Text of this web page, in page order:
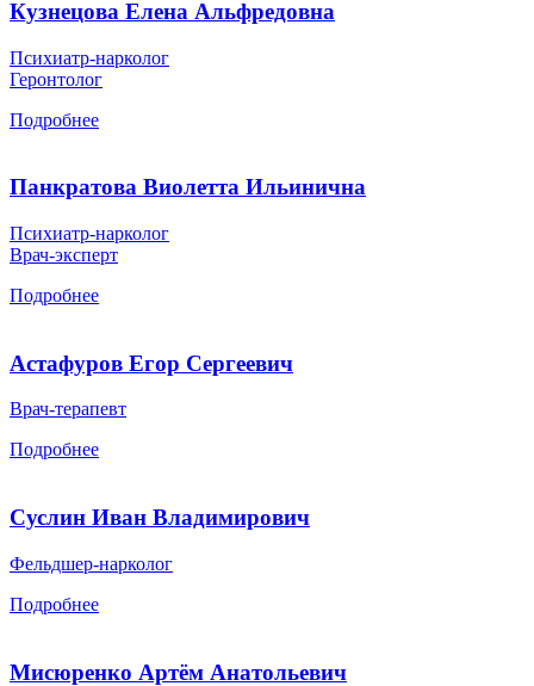
Кузнецова Елена Альфредовна
Психиатр-нарколог
Геронтолог
Подробнее
Панкратова Виолетта Ильинична
Психиатр-нарколог
Врач-эксперт
Подробнее
Астафуров Егор Сергеевич
Врач-терапевт
Подробнее
Суслин Иван Владимирович
Фельдшер-нарколог
Подробнее
Мисюренко Артём Анатольевич